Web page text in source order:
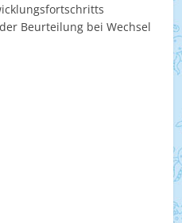
Beurteilung bei Wechsel